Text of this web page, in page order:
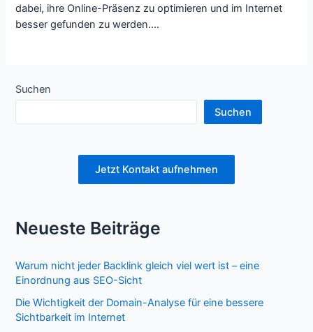
dabei, ihre Online-Präsenz zu optimieren und im Internet
besser gefunden zu werden.…
Suchen
Suchen
Jetzt Kontakt aufnehmen
Neueste Beiträge
Warum nicht jeder Backlink gleich viel wert ist – eine
Einordnung aus SEO-Sicht
Die Wichtigkeit der Domain-Analyse für eine bessere
Sichtbarkeit im Internet